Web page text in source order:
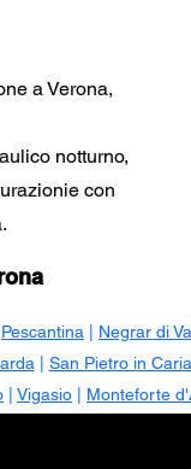
a Verona,
notturno,
con
Pescantina Negrar di
San Pietro in
Vigasio Monteforte